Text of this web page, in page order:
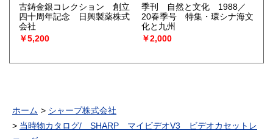
古鋳金銀コレクション 創立
四十周年記念 日興製薬株式
会社
￥5,200
季刊 自然と文化 1988／
20春季号 特集・環シナ海文
化と九州
￥2,000
ホーム
シャープ株式会社
当時物カタログ/ SHARP マイビデオV3 ビデオカセットレ